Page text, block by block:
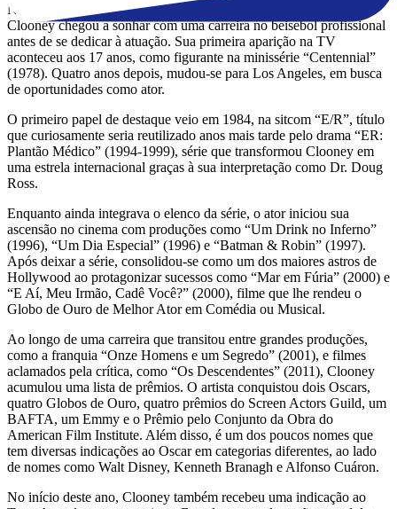
Nascido em 1961 em Kentucky, nos Estados Unidos, George
Clooney chegou a sonhar com uma carreira no beisebol profissional
antes de se dedicar à atuação. Sua primeira aparição na TV
aconteceu aos 17 anos, como figurante na minissérie “Centennial”
(1978). Quatro anos depois, mudou-se para Los Angeles, em busca
de oportunidades como ator.
O primeiro papel de destaque veio em 1984, na sitcom “E/R”, título
que curiosamente seria reutilizado anos mais tarde pelo drama “ER:
Plantão Médico” (1994-1999), série que transformou Clooney em
uma estrela internacional graças à sua interpretação como Dr. Doug
Ross.
Enquanto ainda integrava o elenco da série, o ator iniciou sua
ascensão no cinema com produções como “Um Drink no Inferno”
(1996), “Um Dia Especial” (1996) e “Batman & Robin” (1997).
Após deixar a série, consolidou-se como um dos maiores astros de
Hollywood ao protagonizar sucessos como “Mar em Fúria” (2000) e
“E Aí, Meu Irmão, Cadê Você?” (2000), filme que lhe rendeu o
Globo de Ouro de Melhor Ator em Comédia ou Musical.
Ao longo de uma carreira que transitou entre grandes produções,
como a franquia “Onze Homens e um Segredo” (2001), e filmes
aclamados pela crítica, como “Os Descendentes” (2011), Clooney
acumulou uma lista de prêmios. O artista conquistou dois Oscars,
quatro Globos de Ouro, quatro prêmios do Screen Actors Guild, um
BAFTA, um Emmy e o Prêmio pelo Conjunto da Obra do
American Film Institute. Além disso, é um dos poucos nomes que
tem diversas indicações ao Oscar em categorias diferentes, ao lado
de nomes como Walt Disney, Kenneth Branagh e Alfonso Cuáron.
No início deste ano, Clooney também recebeu uma indicação ao